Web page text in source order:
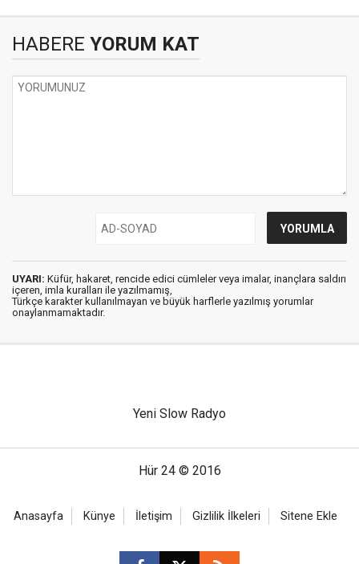
HABERE YORUM KAT
UYARI: Küfür, hakaret, rencide edici cümleler veya imalar, inançlara saldırı
içeren, imla kuralları ile yazılmamış,
Türkçe karakter kullanılmayan ve büyük harflerle yazılmış yorumlar
onaylanmamaktadır.
Yeni Slow Radyo
Hür 24 © 2016
Anasayfa Künye İletişim Gizlilik İlkeleri Sitene Ekle